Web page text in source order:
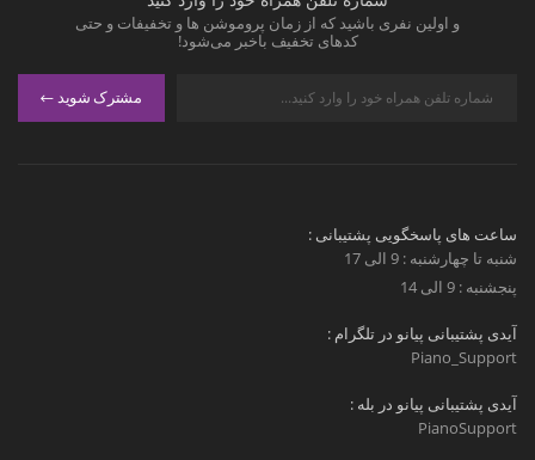
و اولین نفری باشید که از زمان پروموشن ها و تخفیفات و حتی
کدهای تخفیف باخبر می‌شود!
مشترک شوید
ساعت های پاسخگویی پشتیبانی :
شنبه تا چهارشنبه : 9 الی 17
پنجشنبه : 9 الی 14
آیدی پشتیبانی پیانو در تلگرام :
Piano_Support
آیدی پشتیبانی پیانو در بله :
PianoSupport